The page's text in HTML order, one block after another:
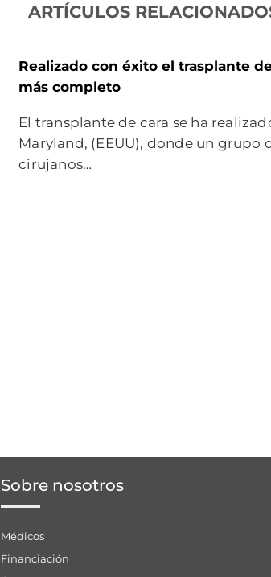
ARTÍCULOS
Realizado con éxito el trasplante
más completo
El transplante de cara se ha
Maryland, (EEUU), donde un grupo
cirujanos…
Sobre nosotros
Médicos
Financiación